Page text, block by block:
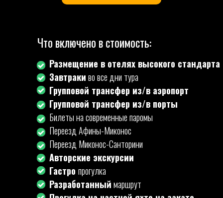
Размещение в отелях высокого стандарта
Завтракиво все дни тура
Групповой трансфер из/в аэропорт
Групповой трансфер из/в порты
Билеты на современные паромы
Переезд Афины-Миконос
Переезд Миконос-Санторини
Авторские экскурсии
Гастро прогулка
Разработанныймаршрут
Что включено в стоимость: